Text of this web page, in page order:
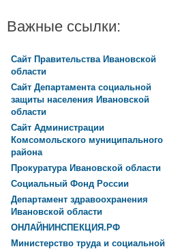
Важные ссылки:
Сайт Правительства Ивановской
области
Сайт Департамента социальной
защиты населения Ивановской
области
Сайт Администрации
Комсомольского муниципального
района
Прокуратура Ивановской области
Социальный Фонд России
Департамент здравоохранения
Ивановской области
ОНЛАЙНИНСПЕКЦИЯ.РФ
Министерство труда и социальной